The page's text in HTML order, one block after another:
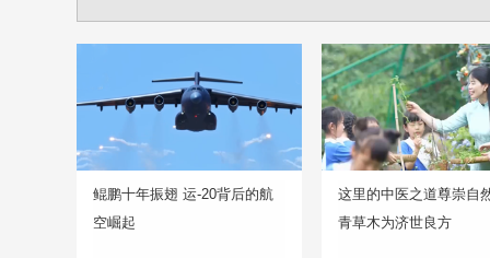
鲲鹏十年振翅 运-20背后的航
空崛起
这里的中医之道尊崇自
青草木为济世良方